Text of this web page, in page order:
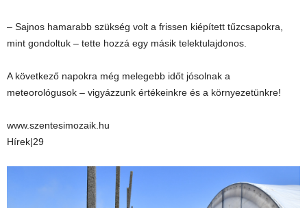
– Sajnos hamarabb szükség volt a frissen kiépített tűzcsapokra,
mint gondoltuk – tette hozzá egy másik telektulajdonos.
A következő napokra még melegebb időt jósolnak a
meteorológusok – vigyázzunk értékeinkre és a környezetünkre!
www.szentesimozaik.hu
Hírek|29